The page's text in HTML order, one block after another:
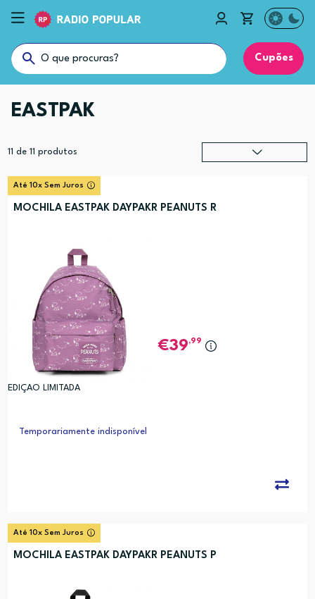
Cupões
EASTPAK
11 de 11 produtos
Até 10x Sem Juros
MOCHILA EASTPAK DAYPAKR PEANUTS R
EDIÇAO LIMITADA
39,99
Temporariamente indisponível
Até 10x Sem Juros
MOCHILA EASTPAK DAYPAKR PEANUTS P